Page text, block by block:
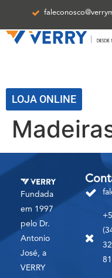
LOJA ONLINE
Fundada
em 1997
pelo Dr.
Antonio
José, a
VERRY